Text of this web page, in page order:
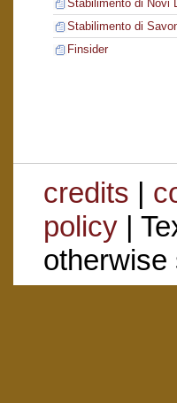
Stabilimento di Novi
Stabilimento di
Finsider
credits |
policy|
otherwise